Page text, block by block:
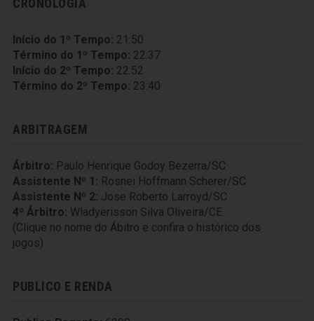
CRONOLOGIA
Início do 1º Tempo: 21:50
Término do 1º Tempo: 22:37
Início do 2º Tempo: 22:52
Término do 2º Tempo: 23:40
ARBITRAGEM
Árbitro: Paulo Henrique Godoy Bezerra/SC
Assistente Nº 1: Rosnei Hoffmann Scherer/SC
Assistente Nº 2: Jose Roberto Larroyd/SC
4º Árbitro: Wladyerisson Silva Oliveira/CE
(Clique no nome do Ábitro e confira o histórico dos
jogos)
PUBLICO E RENDA